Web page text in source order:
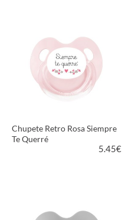
Chupete Retro Rosa Siempre
Te Querré
5.45€